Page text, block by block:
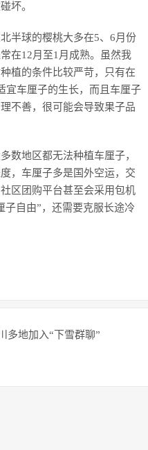
坏。
半球的樱桃大多在5、6月份
在12月至1月成熟。虽然我
植的条件比较严苛，只有在
宜车厘子的生长，而且车厘子
不善，很可能会导致果子品
数地区都无法种植车厘子，
，车厘子多是国外空运，交
区团购平台甚至会采用包机
子自由”，还需要克服长途冷
多地加入“下雪群聊”